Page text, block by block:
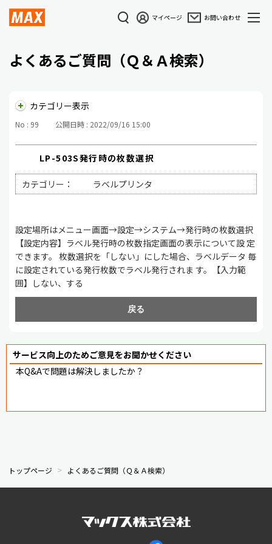
マイページ お問い合わせ
よくあるご質問（Ｑ＆Ａ検索）
カテゴリー表示
No : 99 公開日時 : 2022/09/16 15:00
LP-503S発行時の枚数選択
カテゴリー： ラベルプリンタ
設定場所はメニュー画面→設定→システム→発行時の枚数選択
【設定内容】ラベル発行時の枚数指定画面の表示について設 定
できます。 枚数選択を「しない」にした場合、ラベルデータ 毎
に設定されている発行枚数でラベル発行されま す。【入力範
囲】しない、する
戻る
サービス向上のためご意見をお聞かせください
本Q&Aで問題は解決しましたか？
トップページ よくあるご質問（Ｑ＆Ａ検索）